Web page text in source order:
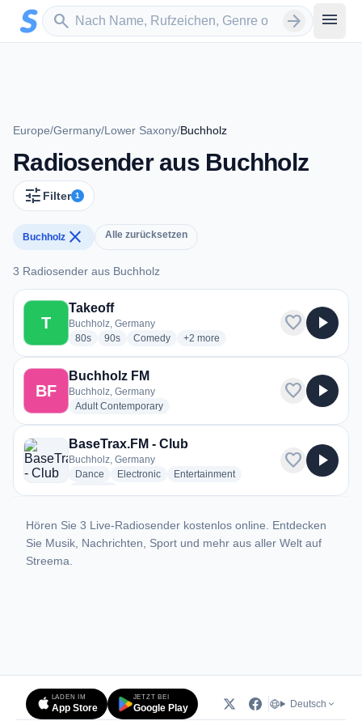
Zum Hauptinhalt springen
search
Sender suchen arrow_forward menu
Europe/Germany/Lower Saxony/Buchholz
Radiosender aus Buchholz
tune Filter 1
Buchholz close Alle zurücksetzen
3 Radiosender aus Buchholz
3 Radiosender aus Buchholz
T
Takeoff
Buchholz, Germany
80sradio stations
90sradio stations
Comedyradio stations
+2 more genres for Takeoff
more
favorite play_arrow
BF
Buchholz FM
Buchholz, Germany
Adult Contemporaryradio stations
favorite play_arrow
BaseTrax.FM - Club
Buchholz, Germany
Dance radio stations
Electronicradio stations
Entertainmentradio stations
favorite play_arrow
Hören Sie 3 Live-Radiosender kostenlos online. Entdecken
Sie Musik, Nachrichten, Sport und mehr aus aller Welt auf
Streema.
LADEN IM
App Store
JETZT BEI
Google Play Deutsch